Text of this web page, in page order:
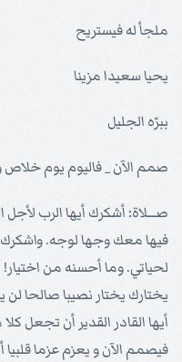
ملجأ له فيستريح
يحيا سعيدا مزينا
ببرّه الجليل
صمم الآن _ فاليوم يوم خلاص
صـــلاة: أشكرك أيها الرب
فيها معك وجها لوجه.
لحياتي. وما أحسنه من
يختارك يختار نصيبا صالحا لن
أيها القادر القدير أن تجعل
فيصمم الآن و يعزم عزما